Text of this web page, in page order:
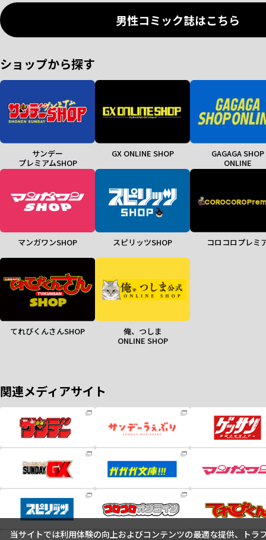
男性コミック誌はこちら
ショップから探す
サンデー
プレミアムSHOP
GX ONLINE SHOP
GAGAGA SHOP
ONLINE
マンガワンSHOP スピリッツSHOP コロコロプレミ
てれびくんさんSHOP
俺、つしま
ONLINE SHOP
関連メディアサイト
当サイトでは利用体験の向上およびコンテンツの最適な提供、ト